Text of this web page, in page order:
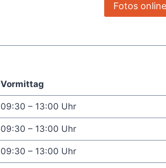
Fotos
Vormittag
09:30 – 13:00 Uhr
09:30 – 13:00 Uhr
09:30 – 13:00 Uhr